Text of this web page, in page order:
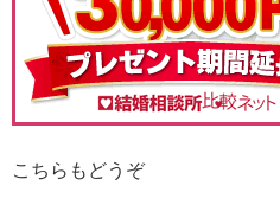
こちらもどうぞ